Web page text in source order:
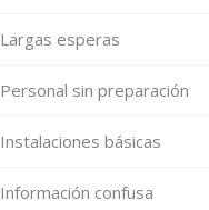
Largas esperas
Personal sin preparación
Instalaciones básicas
Información confusa